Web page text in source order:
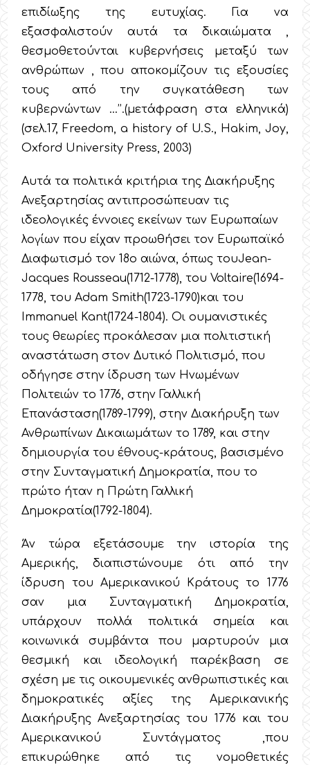
επιδίωξης της ευτυχίας. Για να
εξασφαλιστούν αυτά τα δικαιώματα ,
θεσμοθετούνται κυβερνήσεις μεταξύ των
ανθρώπων , που αποκομίζουν τις εξουσίες
τους από την συγκατάθεση των
κυβερνώντων …’’.(μετάφραση στα ελληνικά)
(σελ.17, Freedom, a history of U.S., Hakim, Joy,
Oxford University Press, 2003)
Αυτά τα πολιτικά κριτήρια της Διακήρυξης
Ανεξαρτησίας αντιπροσώπευαν τις
ιδεολογικές έννοιες εκείνων των Ευρωπαίων
λογίων που είχαν προωθήσει τον Ευρωπαϊκό
Διαφωτισμό τον 18ο αιώνα, όπως τουJean-
Jacques Rousseau(1712-1778), του Voltaire(1694-
1778, του Adam Smith(1723-1790)και του
Immanuel Kant(1724-1804). Οι ουμανιστικές
τους θεωρίες προκάλεσαν μια πολιτιστική
αναστάτωση στον Δυτικό Πολιτισμό, που
οδήγησε στην ίδρυση των Ηνωμένων
Πολιτειών το 1776, στην Γαλλική
Επανάσταση(1789-1799), στην Διακήρυξη των
Ανθρωπίνων Δικαιωμάτων το 1789, και στην
δημιουργία του έθνους-κράτους, βασισμένο
στην Συνταγματική Δημοκρατία, που το
πρώτο ήταν η Πρώτη Γαλλική
Δημοκρατία(1792-1804).
Άν τώρα εξετάσουμε την ιστορία της
Αμερικής, διαπιστώνουμε ότι από την
ίδρυση του Αμερικανικού Κράτους το 1776
σαν μια Συνταγματική Δημοκρατία,
υπάρχουν πολλά πολιτικά σημεία και
κοινωνικά συμβάντα που μαρτυρούν μια
θεσμική και ιδεολογική παρέκβαση σε
σχέση με τις οικουμενικές ανθρωπιστικές και
δημοκρατικές αξίες της Αμερικανικής
Διακήρυξης Ανεξαρτησίας του 1776 και του
Αμερικανικού Συντάγματος ,που
επικυρώθηκε από τις νομοθετικές